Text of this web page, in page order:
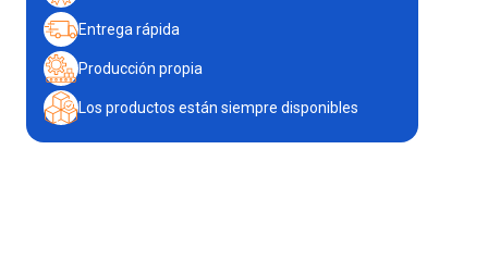
Entrega rápida
Producción propia
Los productos están siempre disponibles